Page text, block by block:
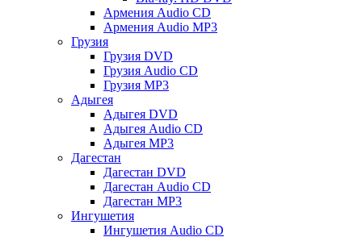
Армения Audio CD
Армения Audio MP3
Грузия
Грузия DVD
Грузия Audio CD
Грузия MP3
Адыгея
Адыгея DVD
Адыгея Audio CD
Адыгея MP3
Дагестан
Дагестан DVD
Дагестан Audio CD
Дагестан MP3
Ингушетия
Ингушетия Audio CD